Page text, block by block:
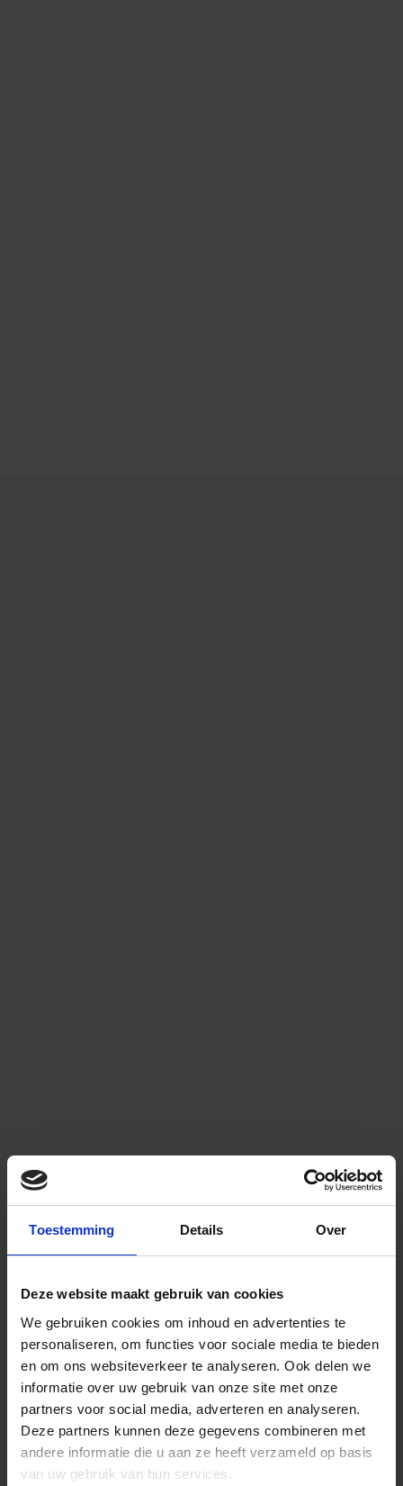
Toestemming Details Over
Deze website maakt gebruik van cookies
We gebruiken cookies om inhoud en advertenties te
personaliseren, om functies voor sociale media te bieden
en om ons websiteverkeer te analyseren. Ook delen we
informatie over uw gebruik van onze site met onze
partners voor social media, adverteren en analyseren.
Deze partners kunnen deze gegevens combineren met
andere informatie die u aan ze heeft verzameld op basis
van uw gebruik van hun services.